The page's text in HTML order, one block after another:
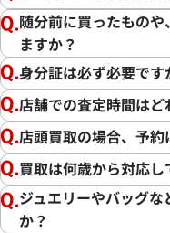
随分前に買ったもの
ますか？
身分証は必ず必要です
店舗での査定時間はど
店頭買取の場合、予約
買取は何歳から対応し
ジュエリーやバッグ
か？